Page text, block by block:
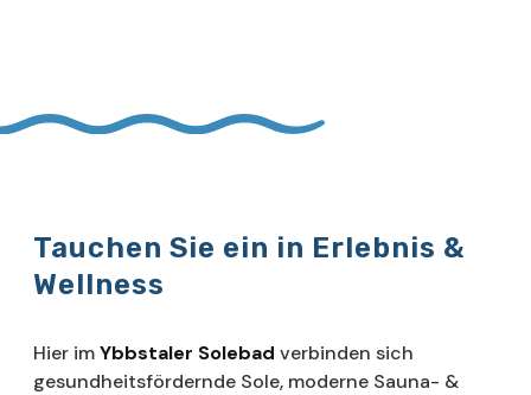
Tauchen Sie ein in Erlebnis &
Wellness
Hier imYbbstaler Solebad verbinden sich
gesundheitsfördernde Sole, moderne Sauna- &